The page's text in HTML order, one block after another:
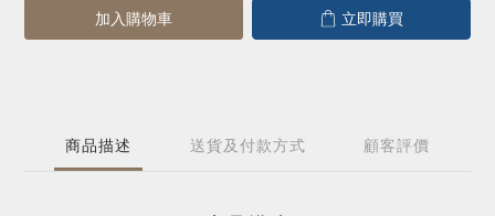
加入購物車 立即購買
商品描述 送貨及付款方式 顧客評價